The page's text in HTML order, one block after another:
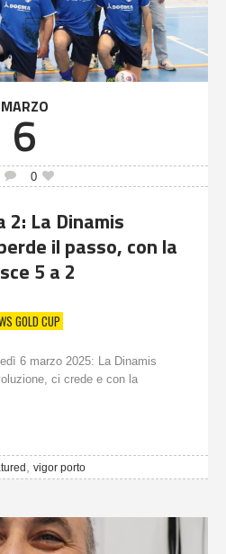
MARZO
6
0
2: La Dinamis
il passo, con la
5 a 2
GOLD CUP
6 marzo 2025: La Dinamis
ci crede e con la
vigor porto